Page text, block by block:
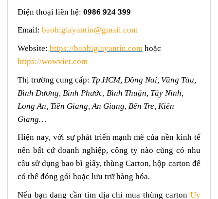
Điện thoại liên hệ: 0986 924 399
Email: baobigiayantin@gmail.com
Website: https://baobigiayantin.com hoặc
https://wowviet.com
Thị trường cung cấp: Tp.HCM, Đồng Nai, Vũng Tàu,
Bình Dương, Bình Phước, Bình Thuận, Tây Ninh,
Long An, Tiền Giang, An Giang, Bến Tre, Kiên
Giang…
Hiện nay, với sự phát triển mạnh mẽ của nền kinh tế
nên bất cứ doanh nghiệp, công ty nào cũng có nhu
cầu sử dụng bao bì giấy, thùng Carton, hộp carton để
có thể đóng gói hoặc lưu trữ hàng hóa.
Nếu bạn đang cần tìm địa chỉ mua thùng carton Uy